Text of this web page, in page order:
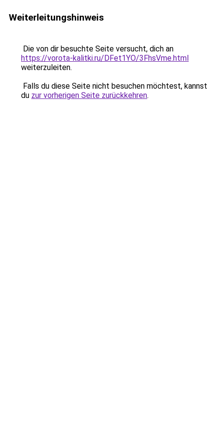
Weiterleitungshinweis
Die von dir besuchte Seite versucht, dich an
https://vorota-kalitki.ru/DFet1YO/3FhsVme.html
weiterzuleiten.
Falls du diese Seite nicht besuchen möchtest, kannst
du zur vorherigen Seite zurückkehren.